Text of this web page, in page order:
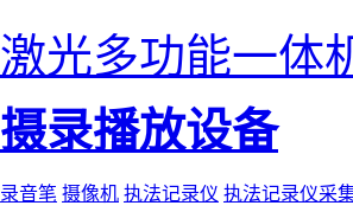
激光多功能一体
摄录播放设备
录音笔 摄像机 执法记录仪 执法记录仪采